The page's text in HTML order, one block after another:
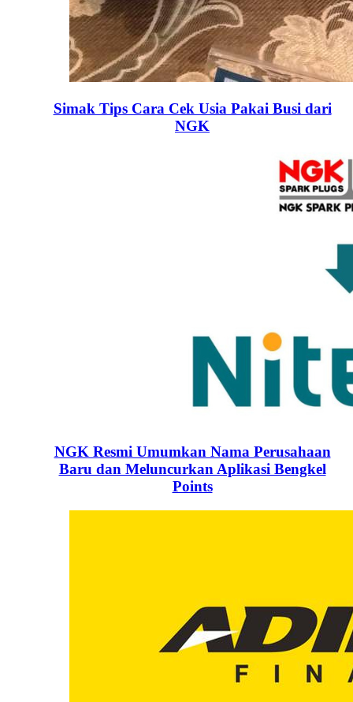
Simak Tips Cara Cek Usia Pakai Busi dari
NGK
NGK Resmi Umumkan Nama Perusahaan
Baru dan Meluncurkan Aplikasi Bengkel
Points